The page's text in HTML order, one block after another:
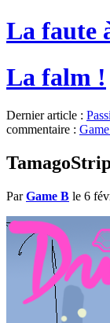
La faute
La falm !
Dernier article :
commentaire :
ParGame B le 6